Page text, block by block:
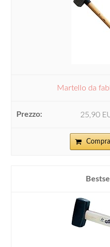
Martello da
25,90